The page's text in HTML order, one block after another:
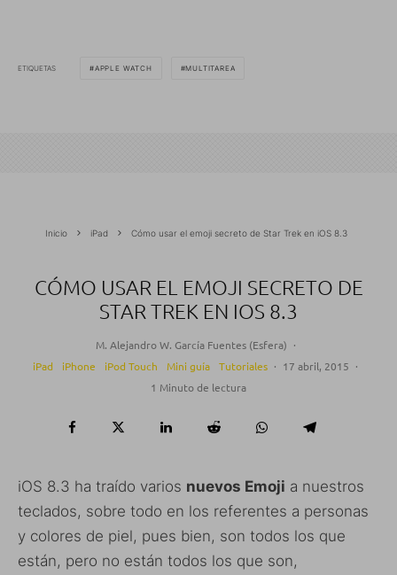
ETIQUETAS APPLE WATCH MULTITAREA
Inicio iPad Cómo usar el emoji secreto de Star Trek en iOS 8.3
CÓMO USAR EL EMOJI SECRETO DE
STAR TREK EN IOS 8.3
M. Alejandro W. García Fuentes (Esfera) ·
iPad
iPhone iPod Touch Mini guía Tutoriales · 17 abril, 2015 ·
1 Minuto de lectura
iOS 8.3 ha traído varios nuevos Emoji a nuestros
teclados, sobre todo en los referentes a personas
y colores de piel, pues bien, son todos los que
están, pero no están todos los que son,